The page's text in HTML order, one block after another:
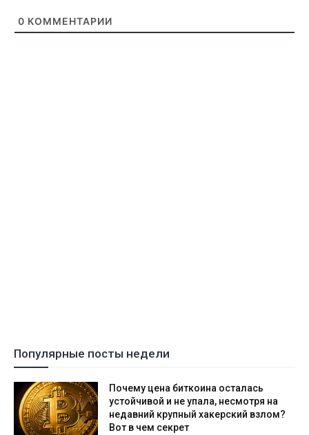
0 КОММЕНТАРИИ
Популярные посты недели
Почему цена биткоина осталась
устойчивой и не упала, несмотря на
недавний крупный хакерский взлом?
Вот в чем секрет